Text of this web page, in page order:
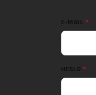
E-MAIL
HESLO